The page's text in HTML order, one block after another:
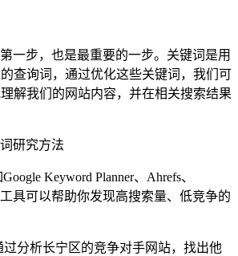
一步，也是最重要的一步。关键词是用
查询词，通过优化这些关键词，我们可
解我们的网站内容，并在相关搜索结果
研究方法
Keyword Planner、Ahrefs、
工具可以帮助你发现高搜索量、低竞争的
分析长宁区的竞争对手网站，找出他